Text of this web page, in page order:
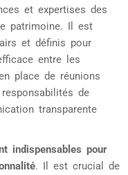
et expertises des
patrimoine. Il est
et définis pour
entre les
place de réunions
de
transparente
indispensables pour
. Il est crucial de